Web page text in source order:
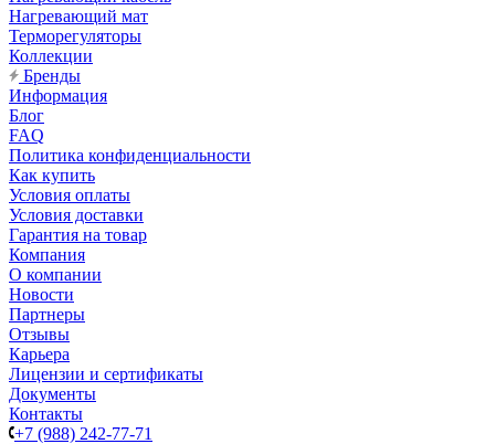
Нагревающий мат
Терморегуляторы
Коллекции
Бренды
Информация
Блог
FAQ
Политика конфиденциальности
Как купить
Условия оплаты
Условия доставки
Гарантия на товар
Компания
О компании
Новости
Партнеры
Отзывы
Карьера
Лицензии и сертификаты
Документы
Контакты
+7 (988) 242-77-71